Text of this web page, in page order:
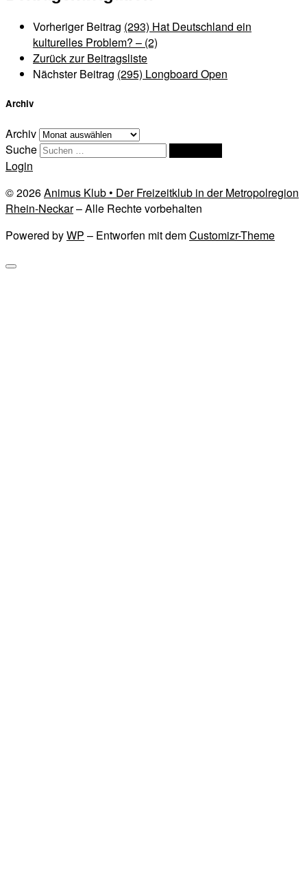
Vorheriger Beitrag (293) Hat Deutschland ein
kulturelles Problem? – (2)
Zurück zur Beitragsliste
Nächster Beitrag (295) Longboard Open
Archiv
Archiv
Suche
Login
© 2026Animus Klub • Der Freizeitklub in der Metropolregion
Rhein-Neckar– Alle Rechte vorbehalten
Powered byWP – Entworfen mit demCustomizr-Theme